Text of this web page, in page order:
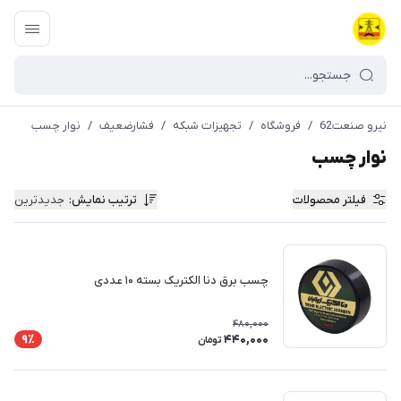
نیرو صنعت62 / فروشگاه / تجهیزات شبکه / فشارضعیف / نوار چسب
نوار چسب
فیلتر محصولات ترتیب نمایش: جدیدترین
چسب برق دنا الکتریک بسته ۱۰ عددی
480,000
440,000 تومان 9٪